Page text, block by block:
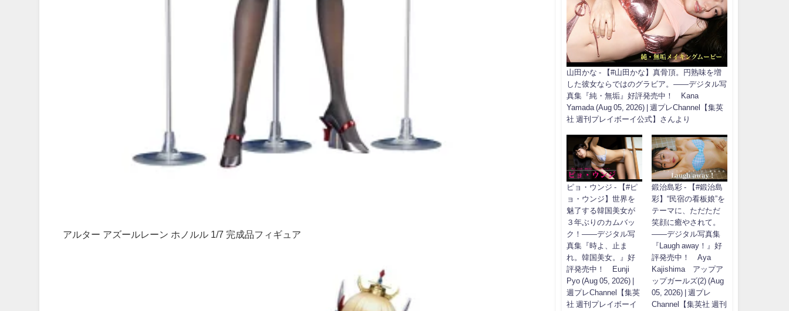
アルター アズールレーン ホノルル 1/7 完成品フィギュア
山田かな - 【#山田かな】真骨頂。円熟味を増
した彼女ならではのグラビア。――デジタル写
真集『純・無垢』好評発売中！ Kana
Yamada (Aug 05, 2026) | 週プレChannel【集英
社 週刊プレイボーイ公式】さんより
ピョ・ウンジ - 【#ピ
ョ・ウンジ】世界を
魅了する韓国美女が
３年ぶりのカムバッ
ク！――デジタル写
真集『時よ、止ま
れ。韓国美女。』好
評発売中！ Eunji
Pyo (Aug 05, 2026) |
週プレChannel【集英
社 週刊プレイボーイ
鍛治島彩 - 【#鍛治島
彩】“民宿の看板娘”を
テーマに、ただただ
笑顔に癒やされて。
――デジタル写真集
『Laugh away！』好
評発売中！ Aya
Kajishima アップア
ップガールズ(2) (Aug
05, 2026) | 週プレ
Channel【集英社 週刊